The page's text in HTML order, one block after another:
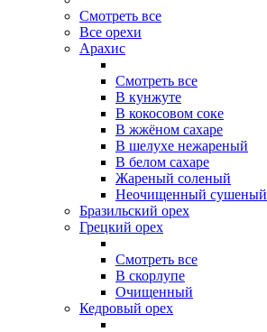
Смотреть все
Все орехи
Арахис
Смотреть все
В кунжуте
В кокосовом соке
В жжёном сахаре
В шелухе нежареный
В белом сахаре
Жареный соленый
Неочищенный сушеный
Бразильский орех
Грецкий орех
Смотреть все
В скорлупе
Очищенный
Кедровый орех